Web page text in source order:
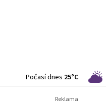
Počasí dnes 25°C